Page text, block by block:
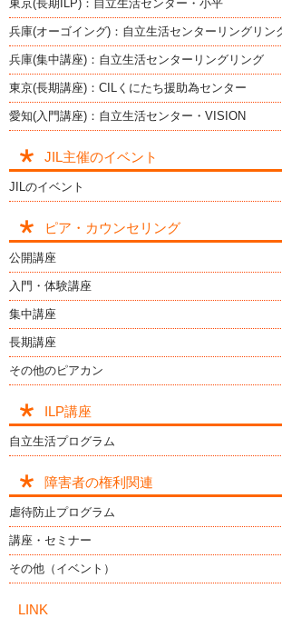
東京(長期ILP)：自立生活センター・小平
兵庫(オーゴイング)：自立生活センターリングリン
兵庫(集中講座)：自立生活センターリングリング
東京(長期講座)：CILくにたち援助為センター
愛知(入門講座)：自立生活センター・VISION
JIL主催のイベント
JILのイベント
ピア・カウンセリング
公開講座
入門・体験講座
集中講座
長期講座
その他のピアカン
ILP講座
自立生活プログラム
障害者の権利関連
虐待防止プログラム
講座・セミナー
その他（イベント）
LINK